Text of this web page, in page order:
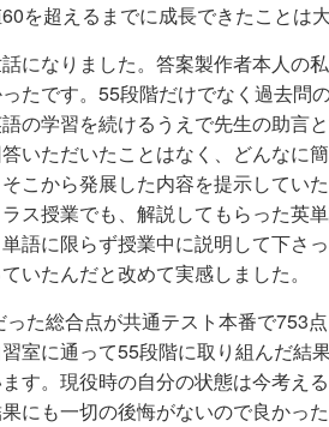
を超えるまでに成長できたことは
になりました。答案製作者本人の
たです。55段階だけでなく過去問
の学習を続けるうえで先生の助言
いただいたことはなく、どんなに
こから発展した内容を提示してい
ス授業でも、解説してもらった英
語に限らず授業中に説明して下さ
いたんだと改めて実感しました。
た総合点が共通テスト本番で753
室に通って55段階に取り組んだ結
す。現役時の自分の状態は今考え
にも一切の後悔がないので良かった